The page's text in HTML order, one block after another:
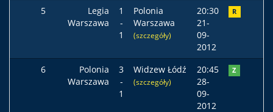
5
Legia
Warszawa
1
-
1
Polonia
Warszawa
(szczegóły)
20:30
21-
09-
2012
R
6
Polonia
Warszawa
3
-
1
Widzew Łódź
(szczegóły)
20:45
28-
09-
2012
Z